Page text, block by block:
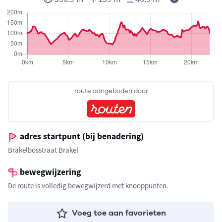
route aangeboden door
adres startpunt (bij benadering)
Brakelbosstraat Brakel
bewegwijzering
De route is volledig bewegwijzerd met knooppunten.
Voeg toe aan favorieten